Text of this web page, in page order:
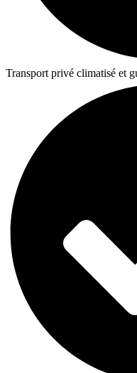
Transport privé climatisé et